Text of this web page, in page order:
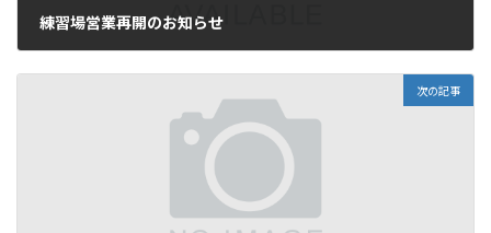
練習場営業再開のお知らせ
次の記事